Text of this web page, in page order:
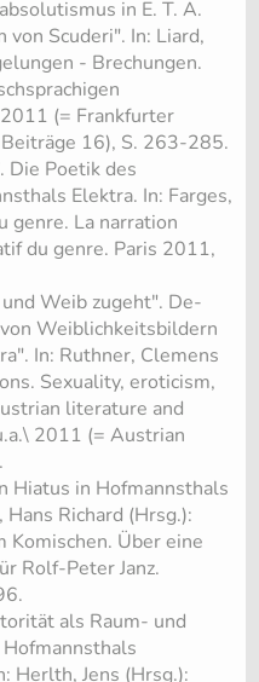
in E. T. A.
von Scuderi". In: Liard,
- Brechungen.
(= Frankfurter
16), S. 263-285.
Die Poetik des
Elektra. In: Farges,
genre. La narration
du genre. Paris 2011,
Weib zugeht". De-
Weiblichkeitsbildern
In: Ruthner, Clemens
Sexuality, eroticism,
literature and
2011 (= Austrian
Hiatus in Hofmannsthals
Richard (Hrsg.):
Komischen. Über eine
Rolf-Peter Janz.
als Raum- und
Herlth, Jens (Hrsg.):